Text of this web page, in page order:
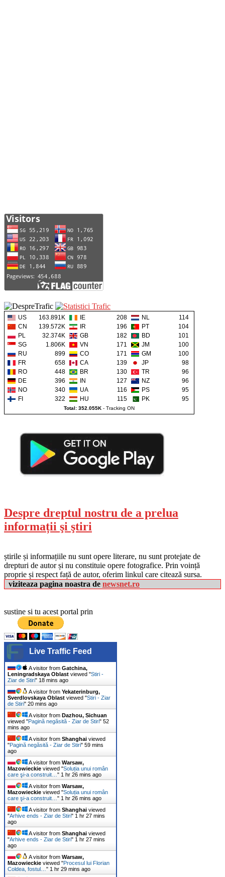
US 163.891K IE 208 NL
114
CN
139.572K IR 196 PT
104
PL
32.374K GB 182 BD
101
SG
1.806K VN 171 JM
100
RU
899 CO 171 GM
100
FR
658 CA 139 JP
98
RO
448 BR 130 TR
96
DE
396 IN 127 NZ
96
NO
340 UA 116 PS
95
FI
322 HU 115 PK 95
Total: 352.055K - Tracking ON
Despre dreptul nostru de a prelua
informații şi ştiri
știrile și informațiile nu sunt opere literare, nu sunt protejate de
drepturi de autor și nu constituie opere fotografice. Prin voință
proprie și respect față de autor, oferim linkul care citează sursa.
viziteaza pagina noastra de newsnet.ro
sustine si tu acest portal prin
Live Traffic Feed
A visitor from Gatchina,
Leningradskaya Oblast viewed "Stiri -
Ziar de Stiri" 18 mins ago
A visitor from Yekaterinburg,
Sverdlovskaya Oblast viewed "Stiri - Ziar
de Stiri" 20 mins ago
A visitor from Dazhou, Sichuan
viewed "Pagină negăsită - Ziar de Stiri" 52
mins ago
A visitor from Shanghai viewed
"Pagină negăsită - Ziar de Stiri" 59 mins
ago
A visitor from Warsaw,
Mazowieckie viewed "Soluția unui român
care şi-a construit…" 1 hr 26 mins ago
A visitor from Warsaw,
Mazowieckie viewed "Soluția unui român
care şi-a construit…" 1 hr 26 mins ago
A visitor from Shanghai viewed
"Arhive ends - Ziar de Stiri" 1 hr 27 mins
ago
A visitor from Shanghai viewed
"Arhive ends - Ziar de Stiri" 1 hr 27 mins
ago
A visitor from Warsaw,
Mazowieckie viewed "Procesul lui Florian
Coldea, fostul…" 1 hr 29 mins ago